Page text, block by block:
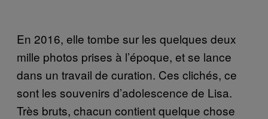
En 2016, elle tombe sur les quelques deux
mille photos prises à l’époque, et se lance
dans un travail de curation. Ces clichés, ce
sont les souvenirs d’adolescence de Lisa.
Très bruts, chacun contient quelque chose